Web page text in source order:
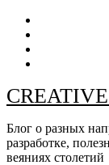
Перейти
содержанию
Блог о разных
разработке,
веяниях столетий